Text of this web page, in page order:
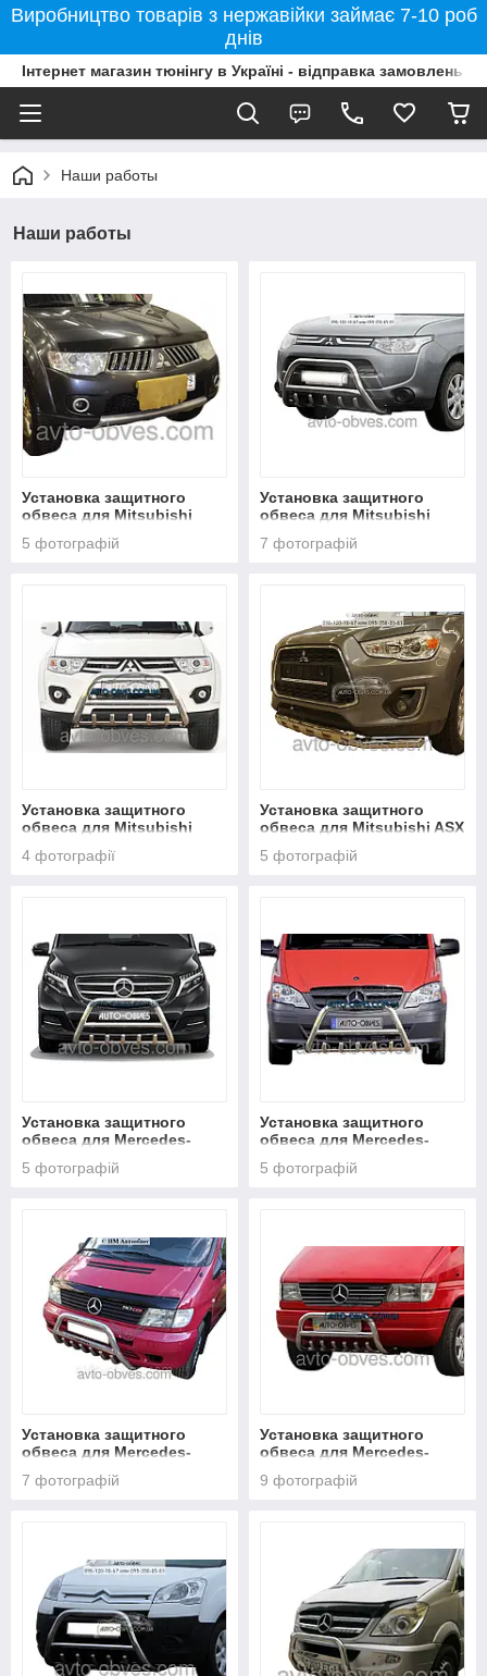
Виробництво товарів з нержавійки займає 7-10 роб
днів
Інтернет магазин тюнінгу в Україні - відправка замовлень
Наши работы
Наши работы
Установка защитного
обвеса для Mitsubishi
5 фотографій
Установка защитного
обвеса для Mitsubishi
7 фотографій
Установка защитного
обвеса для Mitsubishi
4 фотографії
Установка защитного
обвеса для Mitsubishi ASX
5 фотографій
Установка защитного
обвеса для Mercedes-
5 фотографій
Установка защитного
обвеса для Mercedes-
2015)
5 фотографій
Установка защитного
обвеса для Mercedes-
7 фотографій
Установка защитного
обвеса для Mercedes-
9 фотографій